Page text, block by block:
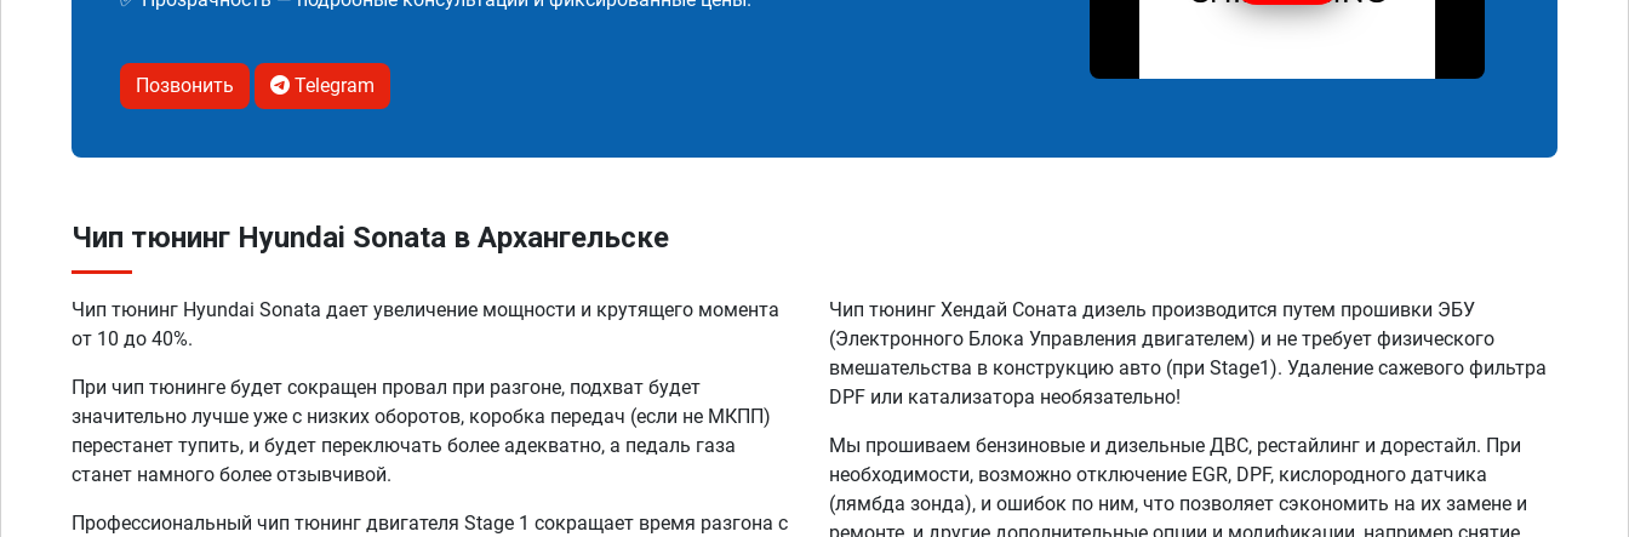
Позвонить Telegram
Чип тюнинг Hyundai Sonata в Архангельске
Чип тюнинг Hyundai Sonata дает увеличение мощности и крутящего момента
от 10 до 40%.
При чип тюнинге будет сокращен провал при разгоне, подхват будет
значительно лучше уже с низких оборотов, коробка передач (если не МКПП)
перестанет тупить, и будет переключать более адекватно, а педаль газа
станет намного более отзывчивой.
Профессиональный чип тюнинг двигателя Stage 1 сокращает время разгона с
Чип тюнинг Хендай Соната дизель производится путем прошивки ЭБУ
(Электронного Блока Управления двигателем) и не требует физического
вмешательства в конструкцию авто (при Stage1). Удаление сажевого фильтра
DPF или катализатора необязательно!
Мы прошиваем бензиновые и дизельные ДВС, рестайлинг и дорестайл. При
необходимости, возможно отключение EGR, DPF, кислородного датчика
(лямбда зонда), и ошибок по ним, что позволяет сэкономить на их замене и